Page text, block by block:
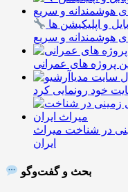
هوشمندانه و سریع
پروژه های عمرانی
خود رونمایی کرد
در شناخت میراث
ایران
بحث و گفت‌وگو